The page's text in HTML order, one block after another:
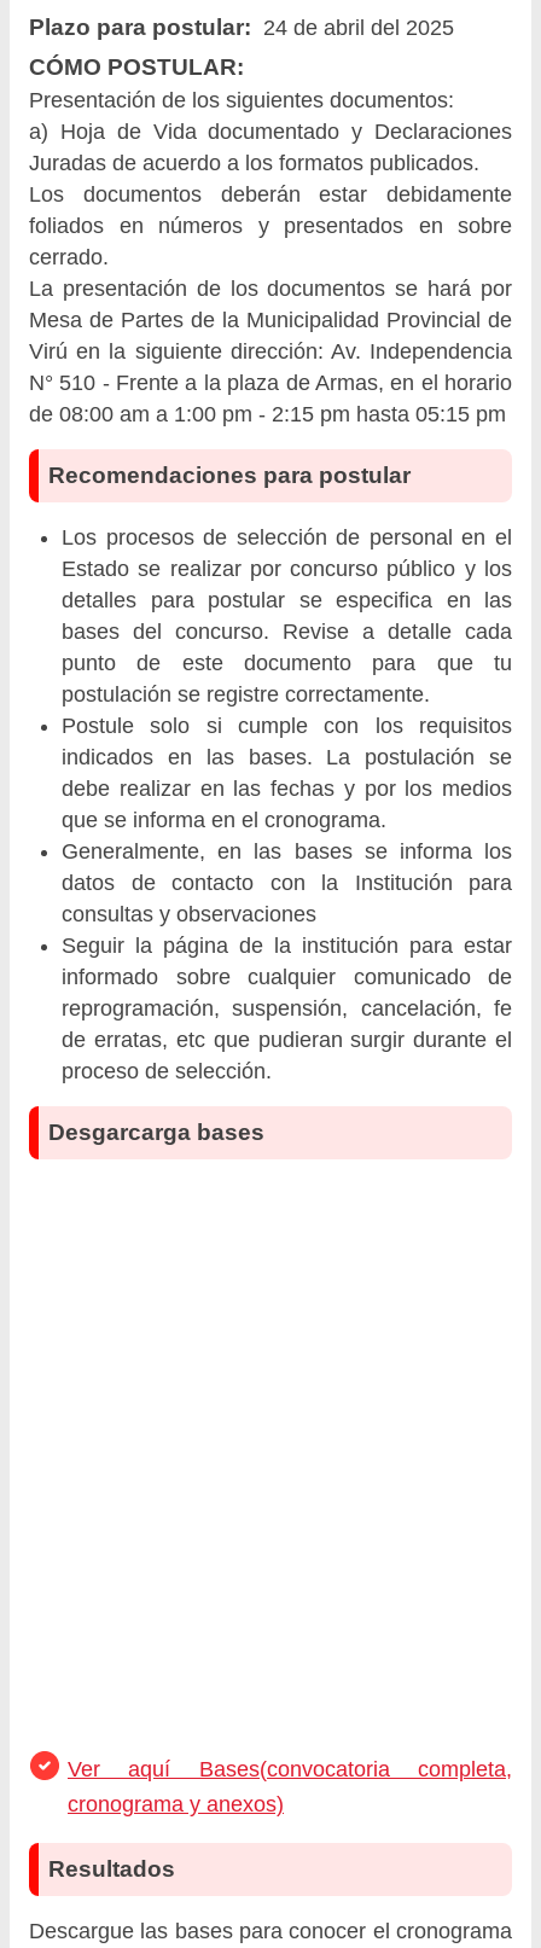
Plazo para postular: 24 de abril del 2025
CÓMO POSTULAR:
Presentación de los siguientes documentos:
a) Hoja de Vida documentado y Declaraciones
Juradas de acuerdo a los formatos publicados.
Los documentos deberán estar debidamente
foliados en números y presentados en sobre
cerrado.
La presentación de los documentos se hará por
Mesa de Partes de la Municipalidad Provincial de
Virú en la siguiente dirección: Av. Independencia
N° 510 - Frente a la plaza de Armas, en el horario
de 08:00 am a 1:00 pm - 2:15 pm hasta 05:15 pm
Recomendaciones para postular
Los procesos de selección de personal en el
Estado se realizar por concurso público y los
detalles para postular se especifica en las
bases del concurso. Revise a detalle cada
punto de este documento para que tu
postulación se registre correctamente.
Postule solo si cumple con los requisitos
indicados en las bases. La postulación se
debe realizar en las fechas y por los medios
que se informa en el cronograma.
Generalmente, en las bases se informa los
datos de contacto con la Institución para
consultas y observaciones
Seguir la página de la institución para estar
informado sobre cualquier comunicado de
reprogramación, suspensión, cancelación, fe
de erratas, etc que pudieran surgir durante el
proceso de selección.
Desgarcarga bases
Ver aquí Bases(convocatoria completa,
cronograma y anexos)
Resultados
Descargue las bases para conocer el cronograma